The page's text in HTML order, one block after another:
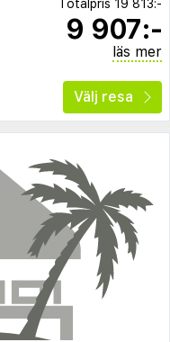
Totalpris 19 813:-
9 907:-
läs mer
Välj resa